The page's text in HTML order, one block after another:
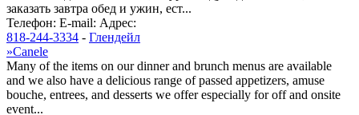
заказать завтра обед и ужин, ест...
Телефон: E-mail: Адрес:
818-244-3334 - Глендейл
»Canele
Many of the items on our dinner and brunch menus are available
and we also have a delicious range of passed appetizers, amuse
bouche, entrees, and desserts we offer especially for off and onsite
event...